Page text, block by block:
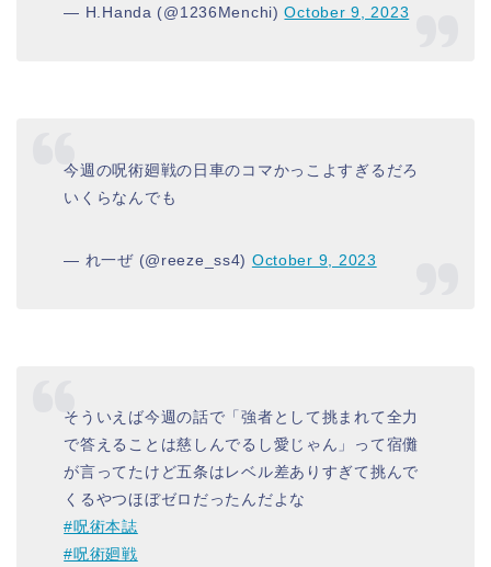
— H.Handa (@1236Menchi)October 9, 2023
今週の呪術廻戦の日車のコマかっこよすぎるだろ
いくらなんでも
— れ一ぜ (@reeze_ss4) October 9, 2023
そういえば今週の話で「強者として挑まれて全力
で答えることは慈しんでるし愛じゃん」って宿儺
が言ってたけど五条はレベル差ありすぎて挑んで
くるやつほぼゼロだったんだよな
#呪術本誌
#呪術廻戦